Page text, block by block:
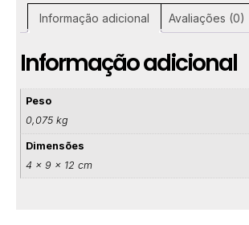
Informação adicional Avaliações (0)
Informação adicional
Peso
0,075 kg
Dimensões
4 × 9 × 12 cm